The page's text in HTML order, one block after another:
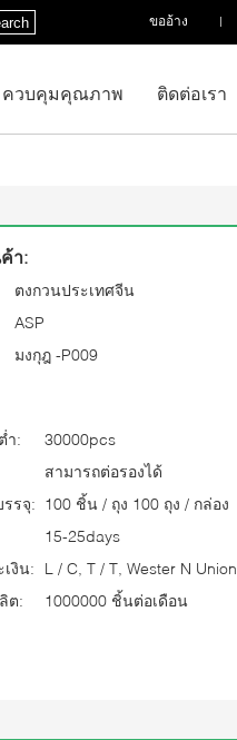
ขออ้าง |
ควบคุมคุณภาพ ติดต่อเรา
า:
ตงกวนประเทศจีน
ASP
มงกุฎ -P009
ำ:
30000pcs
สามารถต่อรองได้
รรจุ: 100 ชิ้น / ถุง 100 ถุง / กล่อง
15-25days
งิน:
L / C, T / T, Wester N Union,
ต:
1000000 ชิ้นต่อเดือน